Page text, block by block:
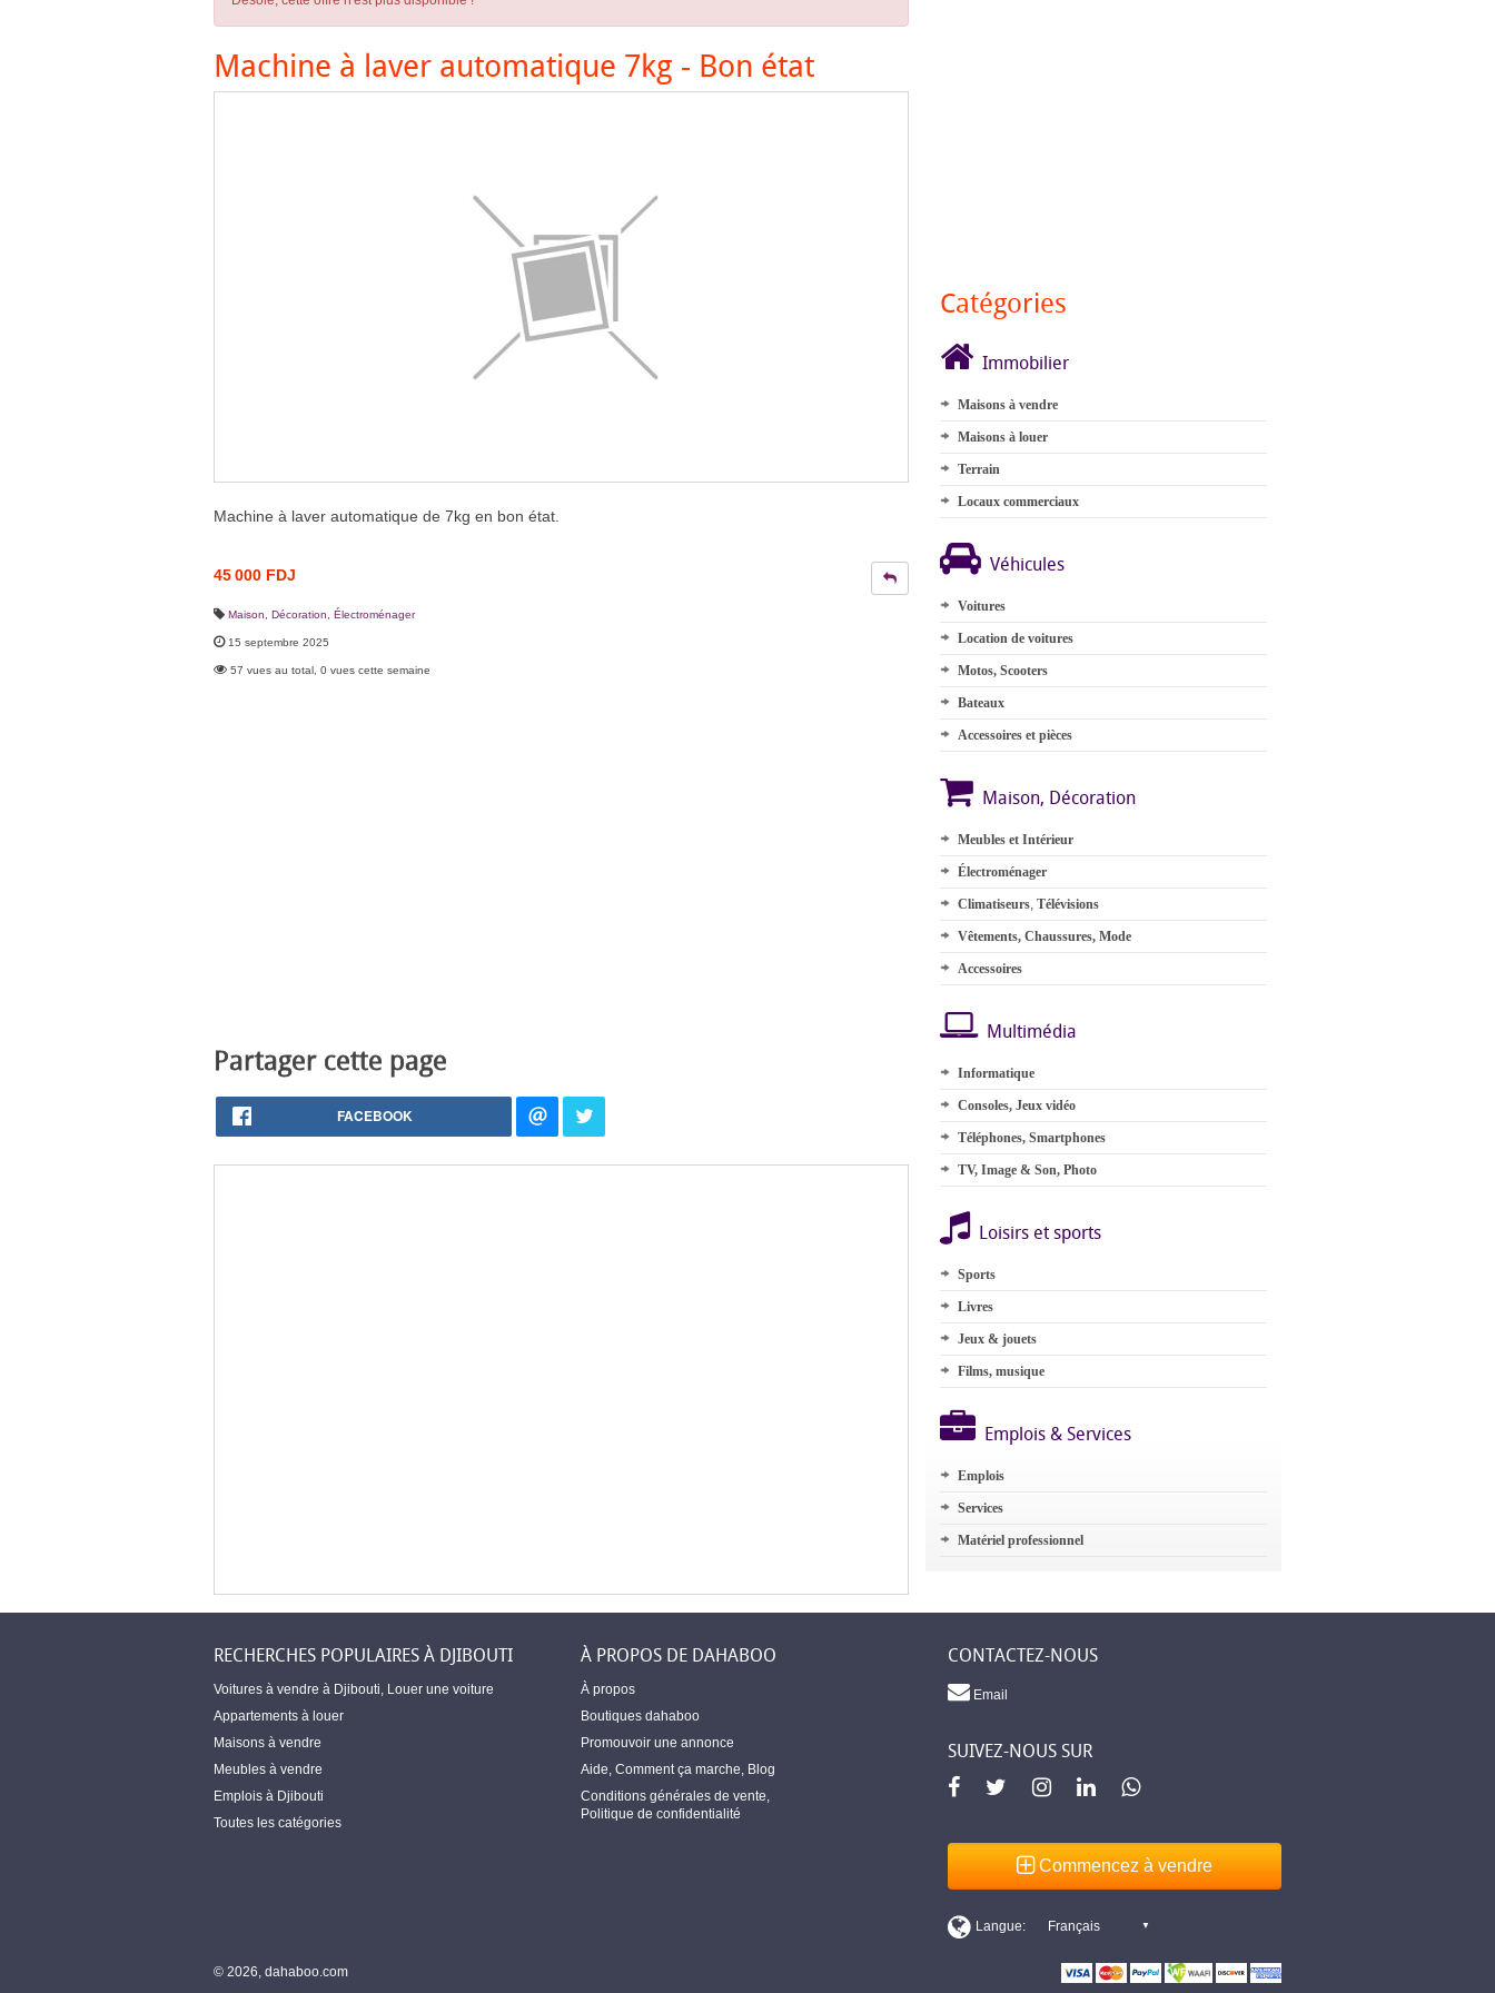
Machine à laver automatique 7kg - Bon état
Machine à laver automatique de 7kg en bon état.
45 000 FDJ
Maison, Décoration Électroménager
15 septembre 2025
57 vues au total, 0 vues cette semaine
Partager cette page
FACEBOOK
Catégories
Immobilier
Maisons à vendre
Maisons à louer
Terrain
Locaux commerciaux
Véhicules
Voitures
Location de voitures
Motos, Scooters
Bateaux
Accessoires et pièces
Maison, Décoration
Meubles et Intérieur
Électroménager
Climatiseurs, Télévisions
Vêtements, Chaussures, Mode
Accessoires
Multimédia
Informatique
Consoles, Jeux vidéo
Téléphones, Smartphones
TV, Image & Son, Photo
Loisirs et sports
Sports
Livres
Jeux & jouets
Films, musique
Emplois & Services
Emplois
Services
Matériel professionnel
RECHERCHES POPULAIRES À DJIBOUTI
Voitures à vendre à Djibouti Louer une voiture
Appartements à louer
Maisons à vendre
Meubles à vendre
Emplois à Djibouti
Toutes les catégories
À PROPOS DE DAHABOO
À propos
Boutiques dahaboo
Promouvoir une annonce
Aide Comment ça marche Blog
Conditions générales de vente
Politique de confidentialité
CONTACTEZ-NOUS
Email
SUIVEZ-NOUS SUR
Commencez à vendre
© 2026, dahaboo.com